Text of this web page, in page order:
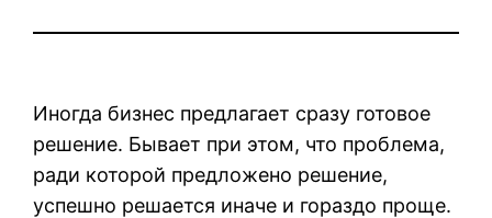
Иногда бизнес предлагает сразу готовое
решение. Бывает при этом, что проблема,
ради которой предложено решение,
успешно решается иначе и гораздо проще.